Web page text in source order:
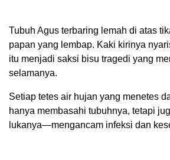
Tubuh Agus terbaring lemah di atas
papan yang lembap. Kaki kirinya
itu menjadi saksi bisu tragedi yang
selamanya.
Setiap tetes air hujan yang menetes
hanya membasahi tubuhnya, tetapi
lukanya—mengancam infeksi dan